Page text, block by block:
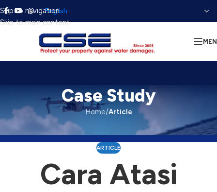
Skip to navigation
Skip to main content
Case Study
Home/Article
ARTICLE
Cara Atasi